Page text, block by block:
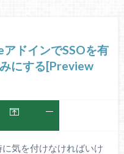
ドインでSSOを有
にする[Preview
気を付けなければいけ